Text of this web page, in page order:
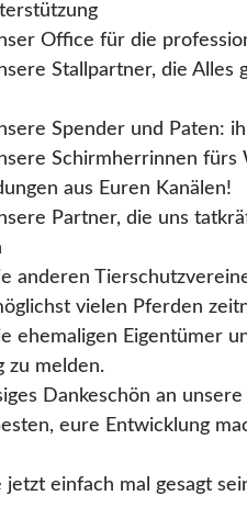
Office für die
Stallpartner, die
Spender und Paten:
Schirmherrinnen
aus Euren Kanälen!
Partner, die uns
anderen
vielen Pferden
ehemaligen Eigentümer
zu melden.
Dankeschön an
eure Entwicklung
jetzt einfach mal gesagt